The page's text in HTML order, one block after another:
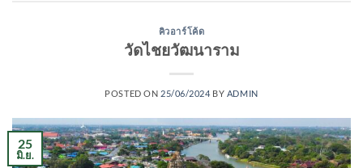
คิวอาร์โค้ด
วัดไชยวัฒนาราม
POSTED ON 25/06/2024 BY ADMIN
25
มิ.ย.